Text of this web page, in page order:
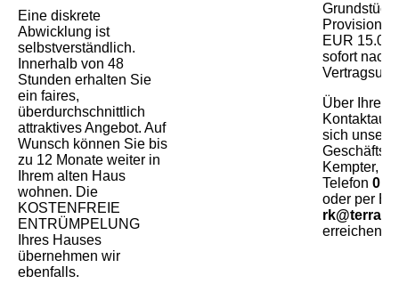
Eine diskrete
Abwicklung ist
selbstverständlich.
Innerhalb von 48
Stunden erhalten Sie
ein faires,
überdurchschnittlich
attraktives Angebot. Auf
Wunsch können Sie bis
zu 12 Monate weiter in
Ihrem alten Haus
wohnen. Die
KOSTENFREIE
ENTRÜMPELUNG
Ihres Hauses
übernehmen wir
ebenfalls.
Provision
EUR
sofort nach
Über Ihre
sich unser
Kempter,
Telefon
oder per E-
erreichen